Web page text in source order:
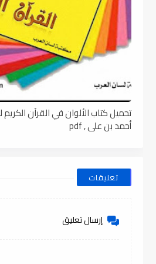
تحميل كتاب الألوان في القرآن الكريم
أحمد بن على , pdf
تعليقات
إرسال تعليق